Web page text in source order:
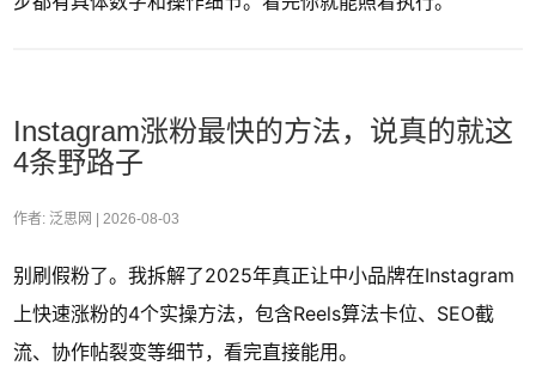
Instagram涨粉最快的方法，说真的就这
4条野路子
作者: 泛思网 | 2026-08-03
别刷假粉了。我拆解了2025年真正让中小品牌在Instagram
上快速涨粉的4个实操方法，包含Reels算法卡位、SEO截
流、协作帖裂变等细节，看完直接能用。